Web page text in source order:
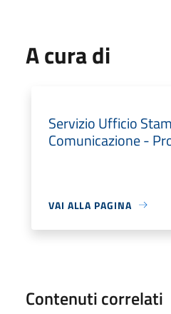
A cura di
Servizio Ufficio
Comunicazione -
VAI ALLA PAGINA
Contenuti correlati